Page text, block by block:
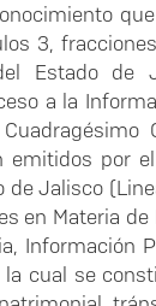
3,
Estado
a la
emitidos por
Jalisco
en Materia
Información
cual se